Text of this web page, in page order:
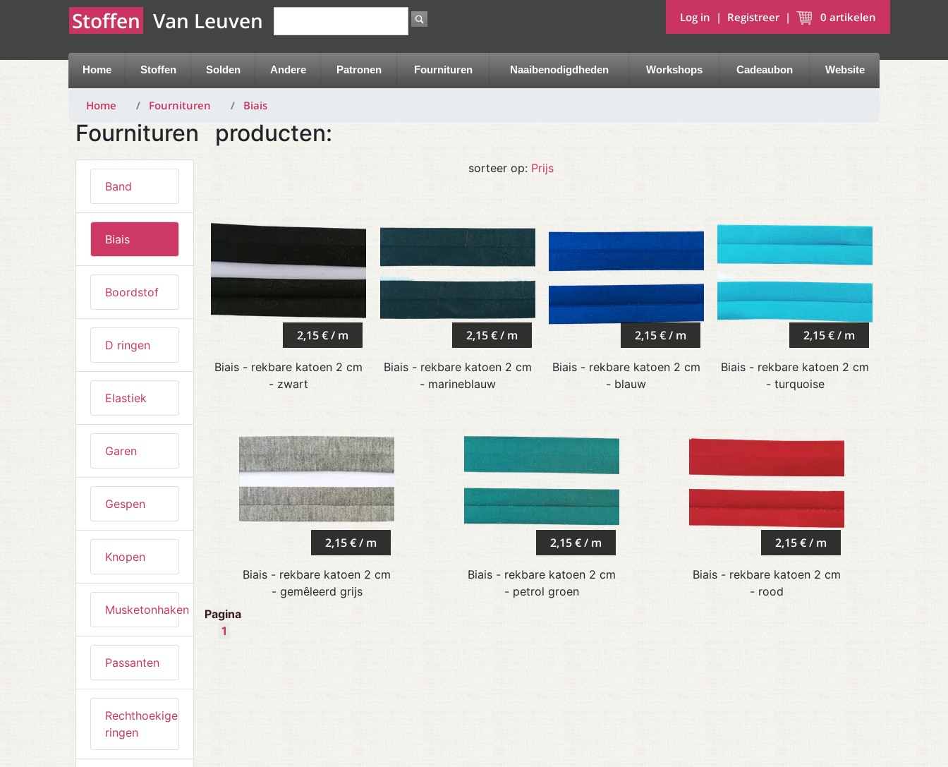
Log in | Registreer | 0 artikelen
Stoffen Van Leuven
Home Stoffen Solden Andere Patronen Fournituren Naaibenodigdheden Workshops Cadeaubon Website
Home Fournituren Biais
Fournituren
Band
Biais
Boordstof
D ringen
Elastiek
Garen
Gespen
Knopen
Musketonhaken
Passanten
Rechthoekige
ringen
producten:
sorteer op: Prijs
2,15 € / m
Biais - rekbare katoen 2 cm
- zwart
2,15 € / m
Biais - rekbare katoen 2 cm
- marineblauw
2,15 € / m
Biais - rekbare katoen 2 cm
- blauw
2,15 € / m
Biais - rekbare katoen 2 cm
- turquoise
2,15 € / m
Biais - rekbare katoen 2 cm
- gemêleerd grijs
2,15 € / m
Biais - rekbare katoen 2 cm
- petrol groen
2,15 € / m
Biais - rekbare katoen 2 cm
- rood
Pagina
1